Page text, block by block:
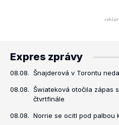
Expres zprávy
08.08. Šnajderová v Torontu
08.08. Šwiateková otočila zápas
čtvrtfinále
08.08. Norrie se ocitl pod palbou